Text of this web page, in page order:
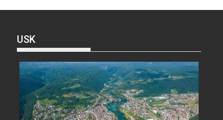
USK